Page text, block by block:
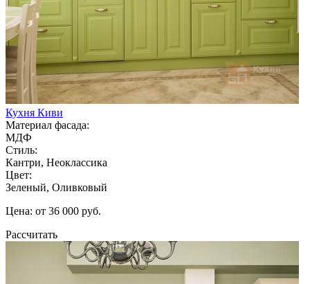
Кухня Киви
Материал фасада:
МДФ
Стиль:
Кантри, Неоклассика
Цвет:
Зеленый, Оливковый
Цена: от 36 000 руб.
Рассчитать